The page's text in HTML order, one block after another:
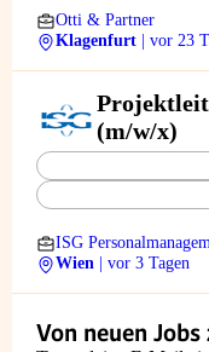
Otti & Partner
Klagenfurt
| vor 23
(m/w/x)
ISG
Wien
| vor 3 Tagen
Von neuen